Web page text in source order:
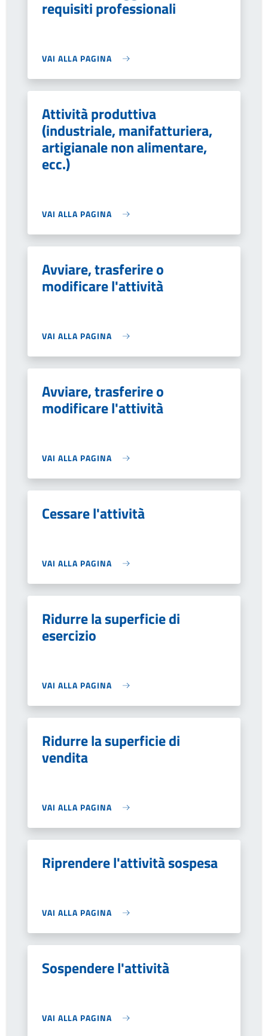
requisiti professionali
VAI ALLA PAGINA
Attività produttiva
(industriale, manifatturiera,
artigianale non alimentare,
ecc.)
VAI ALLA PAGINA
Avviare, trasferire o
modificare l'attività
VAI ALLA PAGINA
Avviare, trasferire o
modificare l'attività
VAI ALLA PAGINA
Cessare l'attività
VAI ALLA PAGINA
Ridurre la superficie di
esercizio
VAI ALLA PAGINA
Ridurre la superficie di
vendita
VAI ALLA PAGINA
Riprendere l'attività sospesa
VAI ALLA PAGINA
Sospendere l'attività
VAI ALLA PAGINA